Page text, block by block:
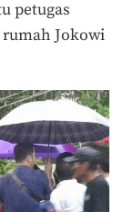
petugas
Jokowi